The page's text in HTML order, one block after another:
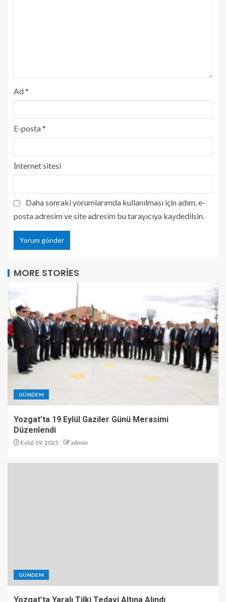
Ad*
E-posta*
İnternet sitesi
Daha sonraki yorumlarımda kullanılması için adım, e-
posta adresim ve site adresim bu tarayıcıya kaydedilsin.
MORE STORIES
GÜNDEM
Yozgat’ta 19 Eylül Gaziler Günü Merasimi
Düzenlendi
Eylül 19, 2025 admin
GÜNDEM
Yozgat’ta Yaralı Tilki Tedavi Altına Alındı